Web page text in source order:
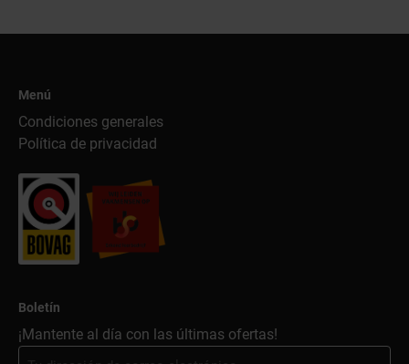
Menú
Condiciones generales
Política de privacidad
Boletín
¡Mantente al día con las últimas ofertas!